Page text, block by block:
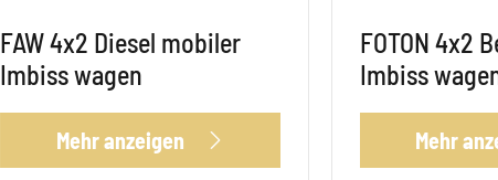
FAW 4x2 Diesel mobiler
Imbiss wagen
Mehr anzeigen 
FOTON 4x2
Imbiss
Mehr